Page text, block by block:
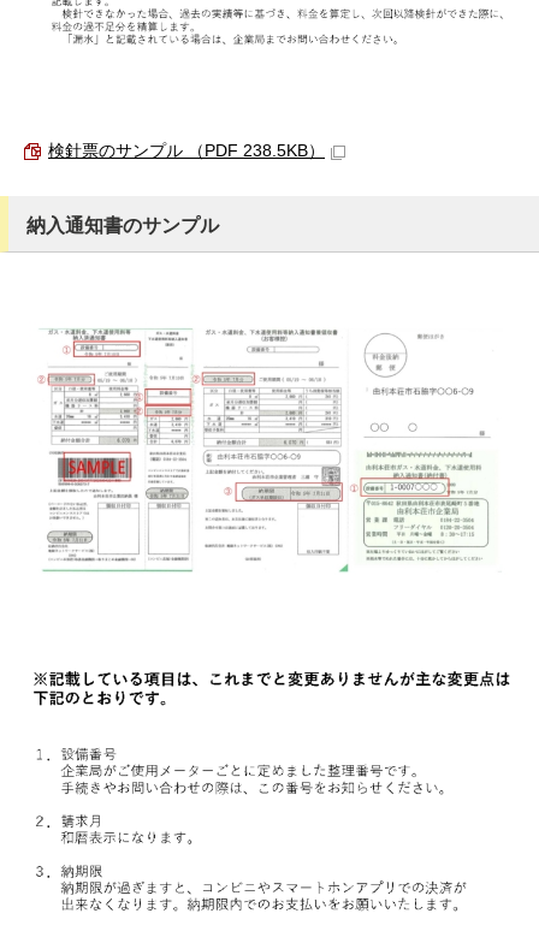
検針票のサンプル （PDF 238.5KB）
納入通知書のサンプル